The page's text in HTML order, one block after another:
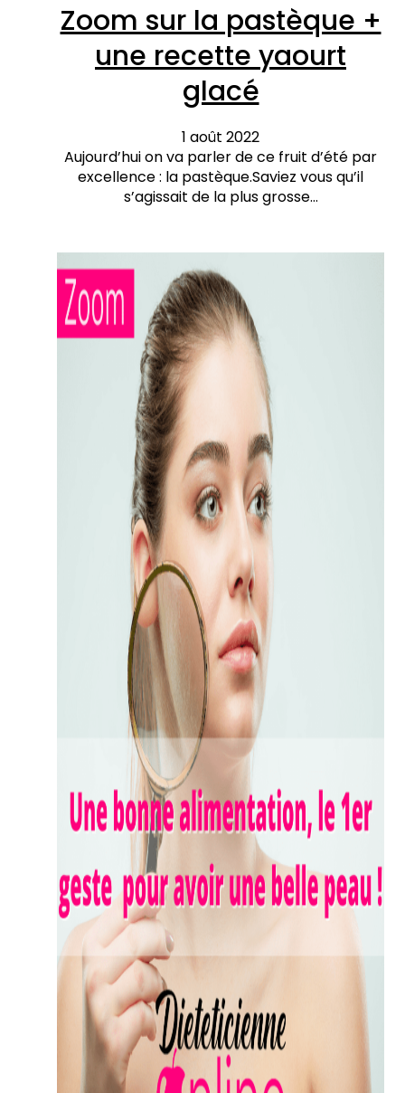
Zoom sur la pastèque +
une recette yaourt
glacé
1 août 2022
Aujourd’hui on va parler de ce fruit d’été par
excellence : la pastèque.Saviez vous qu’il
s’agissait de la plus grosse…